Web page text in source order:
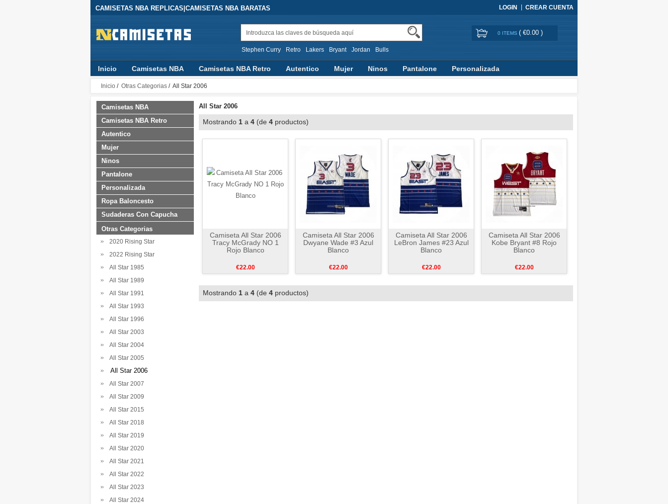
CAMISETAS NBA REPLICAS|CAMISETAS NBA BARATAS LOGIN CREAR CUENTA
Stephen Curry Retro Lakers Bryant Jordan Bulls
0 ITEMS ( €0.00 )
Inicio Camisetas NBA Camisetas NBA Retro Autentico Mujer Ninos Pantalone
Personalizada
Ropa Baloncesto
Sudaderas Con Capucha
Inicio / Otras Categorias / All Star 2006
Camisetas NBA
Camisetas NBA Retro
Autentico
Mujer
Ninos
Pantalone
Personalizada
Ropa Baloncesto
Sudaderas Con Capucha
Otras Categorias
2020 Rising Star
2022 Rising Star
All Star 1985
All Star 1989
All Star 1991
All Star 1993
All Star 1996
All Star 2003
All Star 2004
All Star 2005
All Star 2006
All Star 2007
All Star 2009
All Star 2015
All Star 2018
All Star 2019
All Star 2020
All Star 2021
All Star 2022
All Star 2023
All Star 2024
All Star 2006
Mostrando 1 a 4 (de 4 productos)
Camiseta All Star 2006
Tracy McGrady NO 1
Rojo Blanco
€22.00
Camiseta All Star 2006
Dwyane Wade #3 Azul
Blanco
€22.00
Camiseta All Star 2006
LeBron James #23 Azul
Blanco
€22.00
Camiseta All Star 2006
Kobe Bryant #8 Rojo
Blanco
€22.00
Mostrando 1 a 4 (de 4 productos)